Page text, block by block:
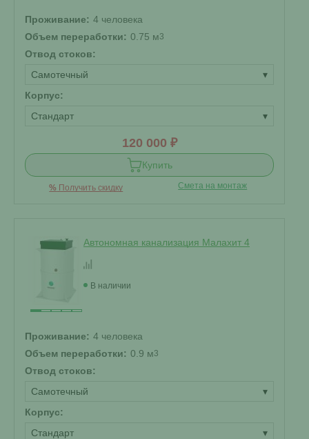
Проживание: 4 человека
Объем переработки: 0.75 м3
Отвод стоков:
Самотечный
▾
Корпус:
Стандарт
▾
120 000 ₽
Купить
% Получить скидку Смета на монтаж
Автономная канализация Малахит 4
В наличии
Проживание: 4 человека
Объем переработки: 0.9 м3
Отвод стоков:
Самотечный
▾
Корпус:
Стандарт
▾